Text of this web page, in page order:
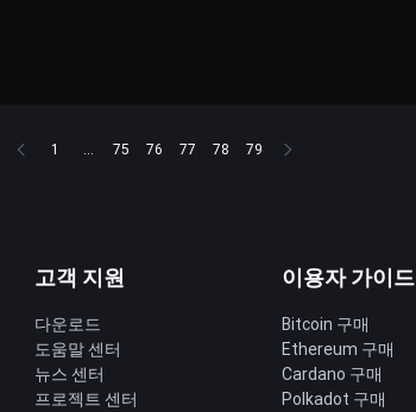
1 ... 75 76 77 78 79
고객 지원
다운로드
도움말 센터
뉴스 센터
프로젝트 센터
이용자 가이드
Bitcoin 구매
Ethereum 구매
Cardano 구매
Polkadot 구매